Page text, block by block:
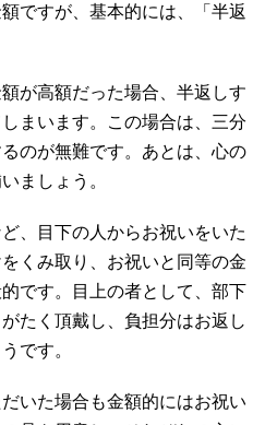
ですが、基本的には、「半返
が高額だった場合、半返しす
まいます。この場合は、三分
のが無難です。あとは、心の
ましょう。
、目下の人からお祝いをいた
くみ取り、お祝いと同等の金
です。目上の者として、部下
たく頂戴し、負担分はお返し
です。
いた場合も金額的にはお祝い